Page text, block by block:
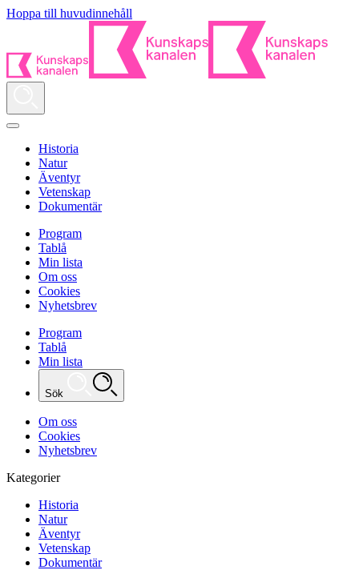
Hoppa till huvudinnehåll
Historia
Natur
Äventyr
Vetenskap
Dokumentär
Program
Tablå
Min lista
Om oss
Cookies
Nyhetsbrev
Program
Tablå
Min lista
Sök
Om oss
Cookies
Nyhetsbrev
Kategorier
Historia
Natur
Äventyr
Vetenskap
Dokumentär